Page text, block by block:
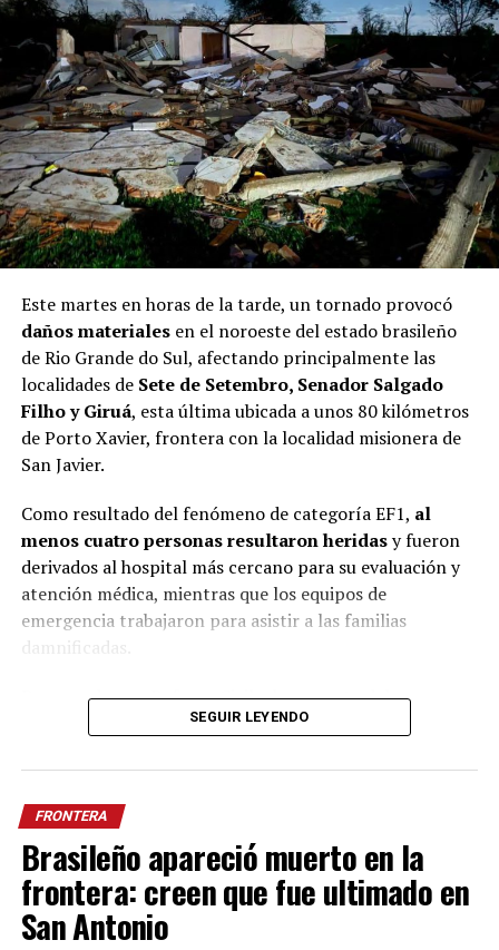
Este martes en horas de la tarde, un tornado provocó
daños materialesen el noroeste del estado brasileño
de Rio Grande do Sul, afectando principalmente las
localidades de Sete de Setembro, Senador Salgado
Filho y Giruá, esta última ubicada a unos 80 kilómetros
de Porto Xavier, frontera con la localidad misionera de
San Javier.
Como resultado del fenómeno de categoría EF1, al
menos cuatro personas resultaron heridasy fueron
derivados al hospital más cercano para su evaluación y
atención médica, mientras que los equipos de
emergencia trabajaron para asistir a las familias
damnificadas.
De acuerdo con Defensa Civil, al momento del
relevamiento, una de las víctimas aún aguardaba la
los daños,dos viviendas quedaron completamente
destruidas como consecuencia de la fuerza del
tornado.
En ese sentido, las autoridades de Giruá confirmaron
oficialmente la ocurrencia del fenómeno. Por su parte,
el intendente de ese municipio,
SEGUIR LEYENDO
FRONTERA
Brasileño apareció muerto en la
frontera: creen que fue ultimado en
San Antonio